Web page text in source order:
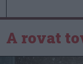
A rovat